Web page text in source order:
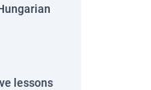
lessons